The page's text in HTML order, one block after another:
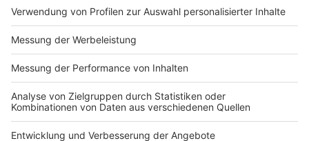
Impressum
Nutzungsbedingungen
Jobs
Kontakt
Studio-Hotline
Newsletter